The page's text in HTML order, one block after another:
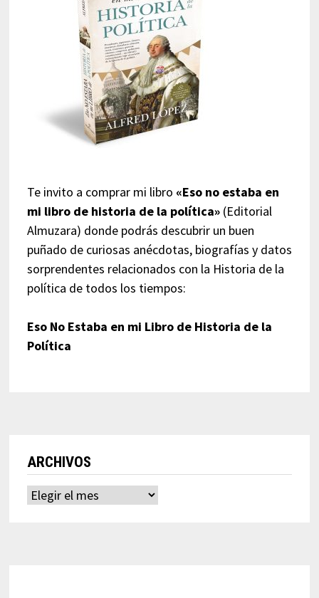
Te invito a comprar mi libro «Eso no estaba en
mi libro de historia de la política»(Editorial
Almuzara) donde podrás descubrir un buen
puñado de curiosas anécdotas, biografías y datos
sorprendentes relacionados con la Historia de la
política de todos los tiempos:
Eso No Estaba en mi Libro de Historia de la
Política
ARCHIVOS
Archivos